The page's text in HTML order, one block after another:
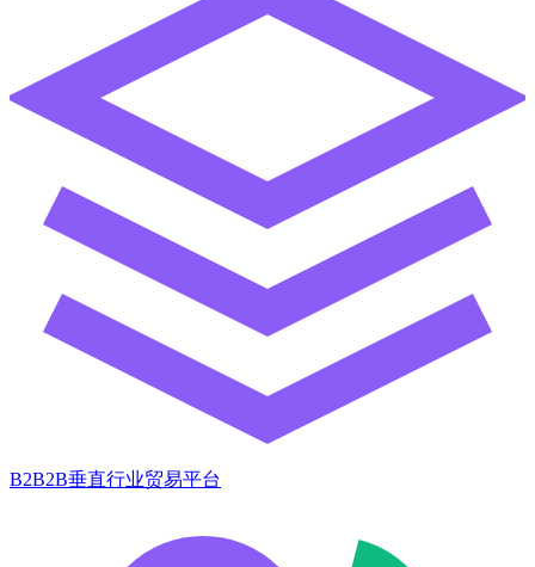
B2B2B垂直行业贸易平台